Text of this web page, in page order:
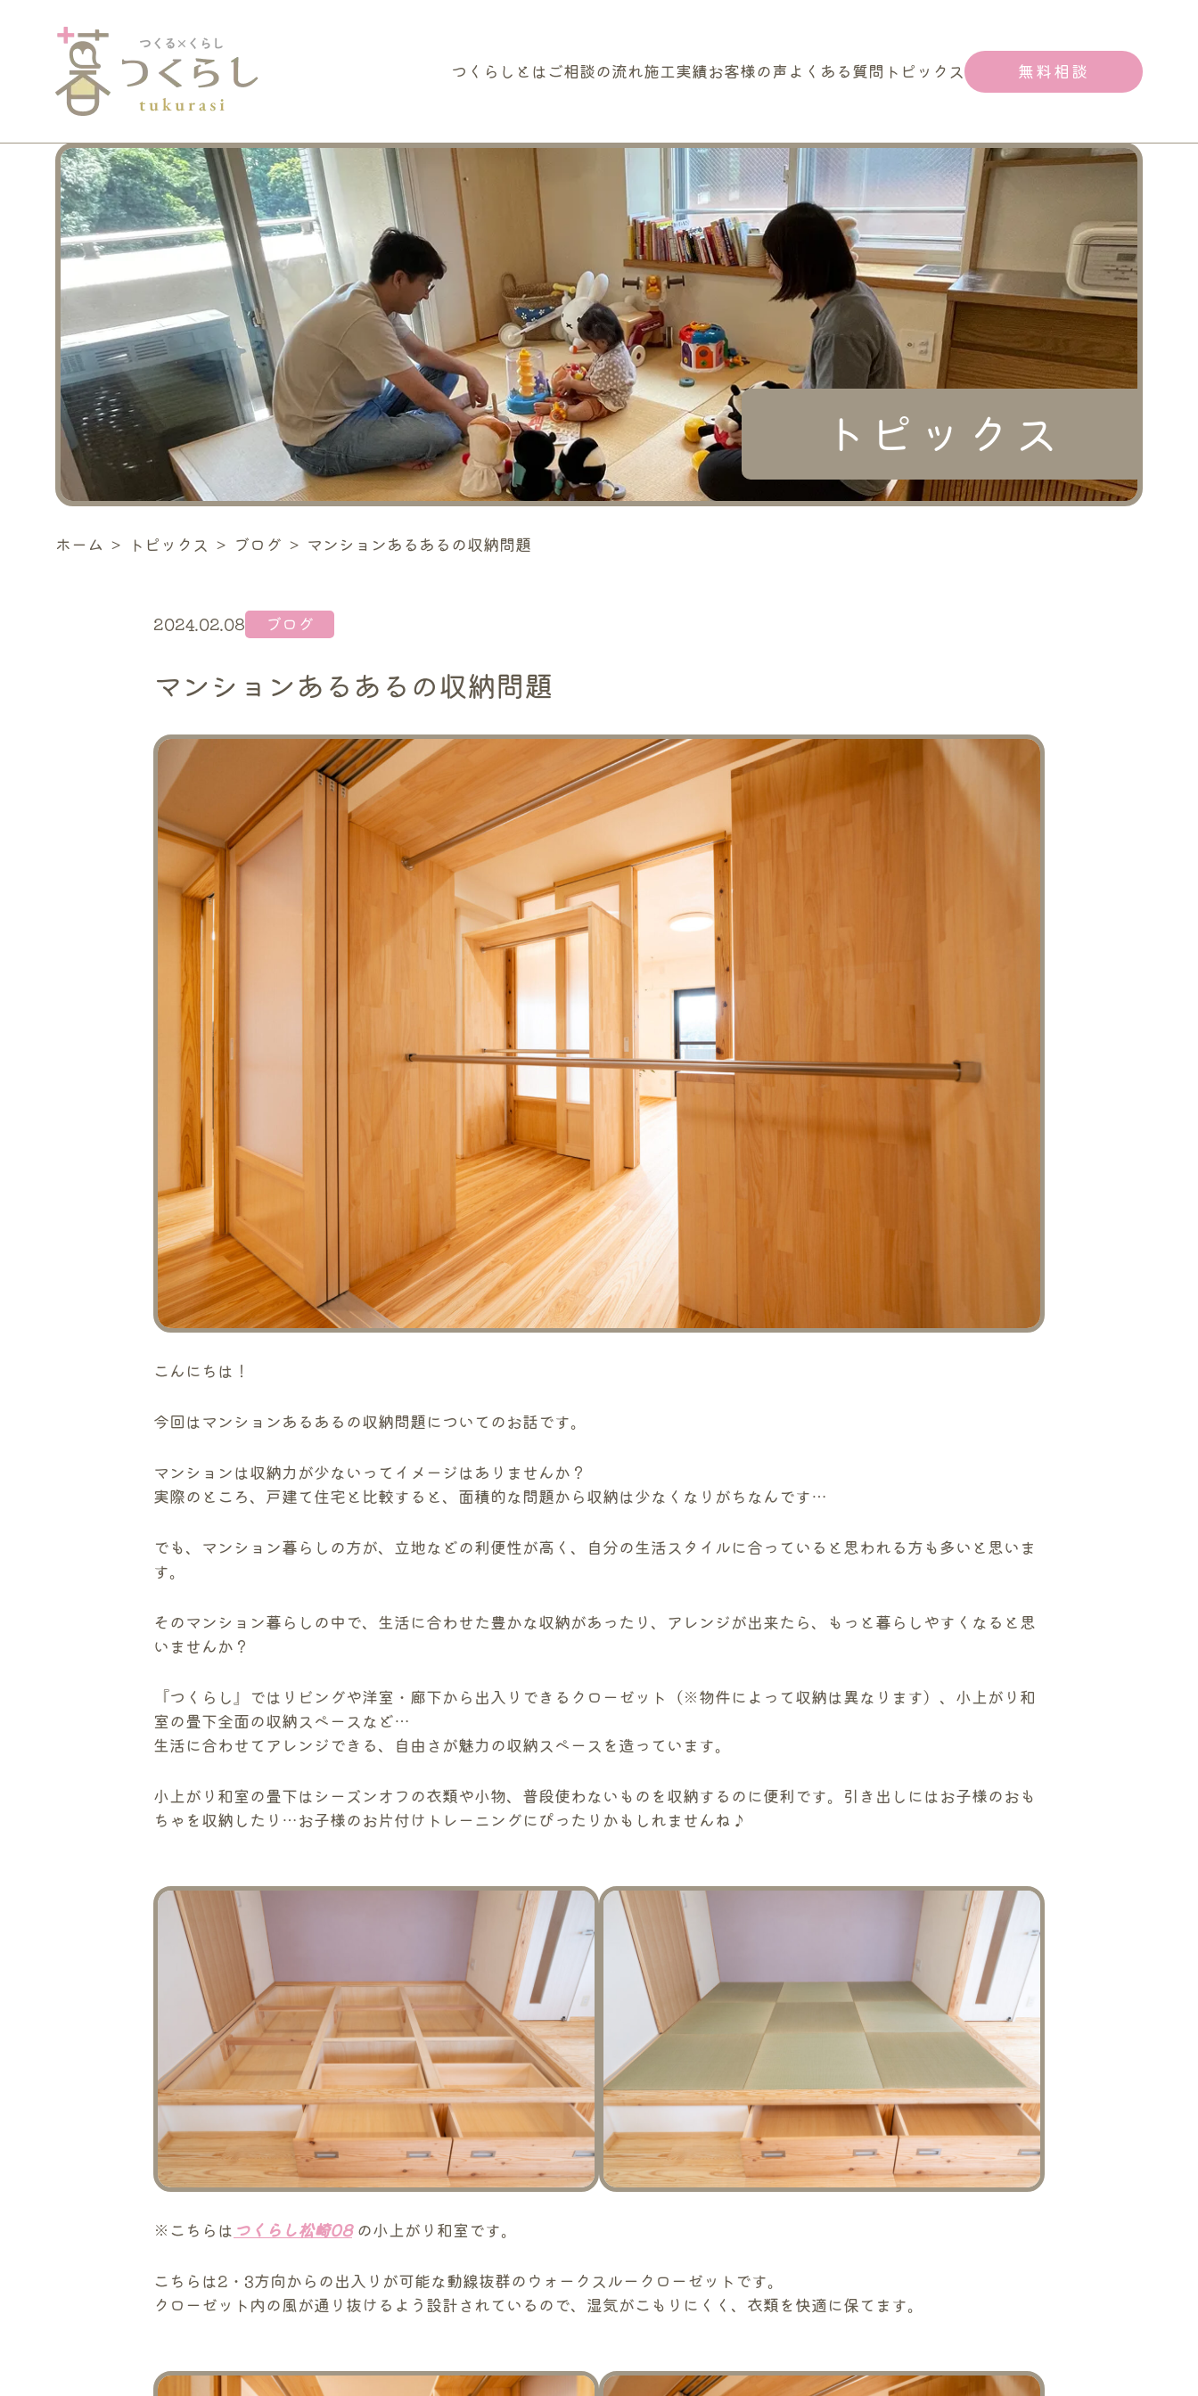
つくらしとは ご相談の流れ 施工実績お客様の声 よくある質問 トピックス 無料相談
トピックス
ホーム ＞ トピックス ＞ ブログ ＞ マンションあるあるの収納問題
2024.02.08 ブログ
マンションあるあるの収納問題
こんにちは！
今回はマンションあるあるの収納問題についてのお話です。
マンションは収納力が少ないってイメージはありませんか？
実際のところ、戸建て住宅と比較すると、面積的な問題から収納は少なくなりがちなんです…
でも、マンション暮らしの方が、立地などの利便性が高く、自分の生活スタイルに合っていると思われる方も多いと思いま
す。
そのマンション暮らしの中で、生活に合わせた豊かな収納があったり、アレンジが出来たら、もっと暮らしやすくなると思
いませんか？
『つくらし』ではリビングや洋室・廊下から出入りできるクローゼット（※物件によって収納は異なります）、小上がり和
室の畳下全面の収納スペースなど…
生活に合わせてアレンジできる、自由さが魅力の収納スペースを造っています。
小上がり和室の畳下はシーズンオフの衣類や小物、普段使わないものを収納するのに便利です。引き出しにはお子様のおも
ちゃを収納したり…お子様のお片付けトレーニングにぴったりかもしれませんね♪
※こちらは つくらし松崎08の小上がり和室です。
こちらは2・3方向からの出入りが可能な動線抜群のウォークスルークローゼットです。
クローゼット内の風が通り抜けるよう設計されているので、湿気がこもりにくく、衣類を快適に保てます。